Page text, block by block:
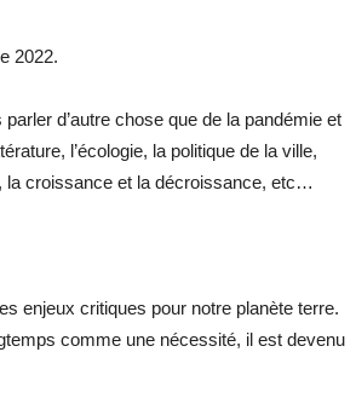
2022.
d’autre chose que de la pandémie et
l’écologie, la politique de la ville,
la croissance et la décroissance, etc…
enjeux critiques pour notre planète terre.
comme une nécessité, il est devenu